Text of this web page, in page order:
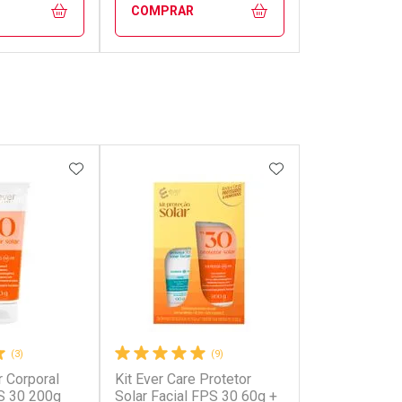
COMPRAR
Ativar Desconto
(3)
Corporal
30 200g
ADICIONAR AOS FAVORITOS
(9)
Kit Ever Care Protetor
Solar Facial FPS 30 60g +
ADICIONAR AOS